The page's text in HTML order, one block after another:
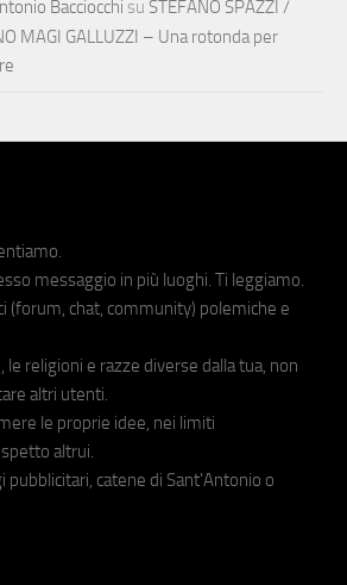
Bacciocchi su STEFANO SPAZZI /
MAGI GALLUZZI – Una rotonda per
messaggio in più luoghi. Ti leggiamo.
(forum, chat, community) polemiche e
le religioni e razze diverse dalla tua, non
altri utenti.
le proprie idee, nei limiti
altrui.
pubblicitari, catene di Sant'Antonio o